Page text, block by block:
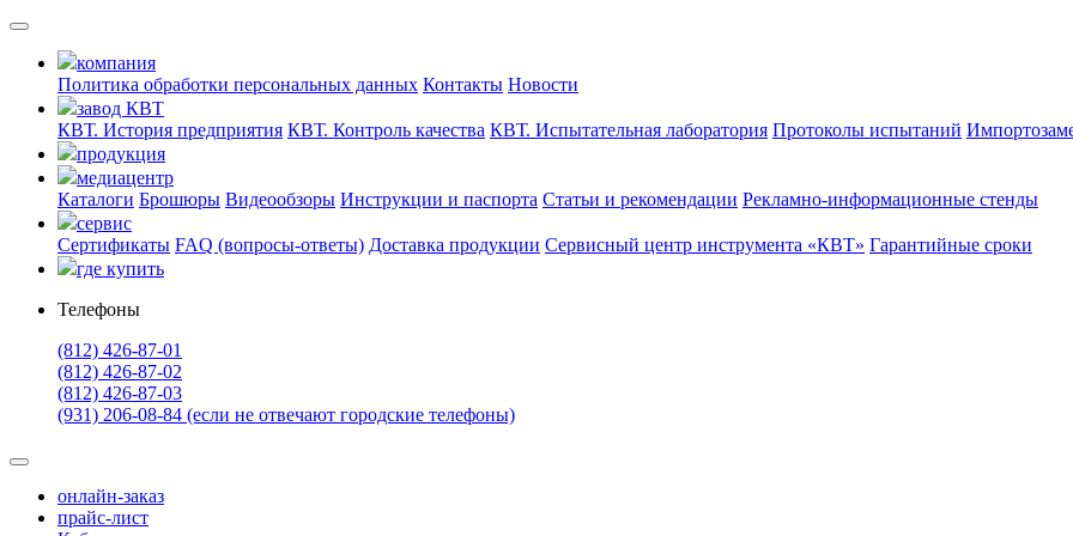
компания
Политика обработки персональных данных Контакты Новости
завод КВТ
КВТ. История предприятия КВТ. Контроль качества КВТ. Испытательная лаборатория Протоколы испытаний
продукция
медиацентр
Каталоги Брошюры Видеообзоры Инструкции и паспорта Статьи и рекомендации Рекламно-информационные стенды
сервис
Сертификаты FAQ (вопросы-ответы) Доставка продукции Сервисный центр инструмента «КВТ» Гарантийные сроки
где купить
Телефоны
(812) 426-87-01
(812) 426-87-02
(812) 426-87-03
(931) 206-08-84 (если не отвечают городские телефоны)
онлайн-заказ
прайс-лист